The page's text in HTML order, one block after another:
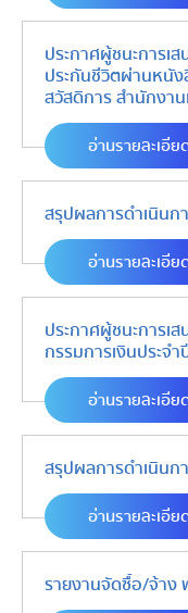
ประกาศผู้ชนะการเ
ประกันชีวิตผ่านหนัง
สวัสดิการ สำนักงา
อ่านรายละเอีย
สรุปผลการดำเนิน
อ่านรายละเอีย
ประกาศผู้ชนะการเ
กรรมการเงินประจ
อ่านรายละเอีย
สรุปผลการดำเนินก
อ่านรายละเอีย
รายงานจัดซื้อ/จ้าง